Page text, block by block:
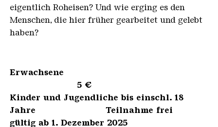
eigentlich Roheisen? Und wie erging es den
Menschen, die hier früher gearbeitet und gelebt
haben?
Erwachsene
5 €
Kinder und Jugendliche bis einschl. 18
Jahre Teilnahme frei
gültig ab 1. Dezember 2025